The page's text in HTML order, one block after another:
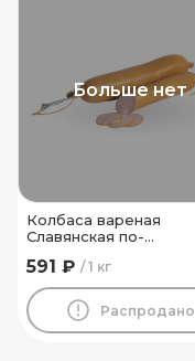
Больше нет
Колбаса вареная
Славянская по-
Волковысский МК
1 кг
591 ₽
Распродано